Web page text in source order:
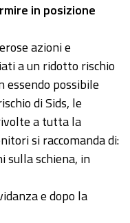
in posizione
azioni e
a un ridotto rischio
essendo possibile
di Sids, le
a tutta la
si raccomanda di:
sulla schiena, in
e dopo la